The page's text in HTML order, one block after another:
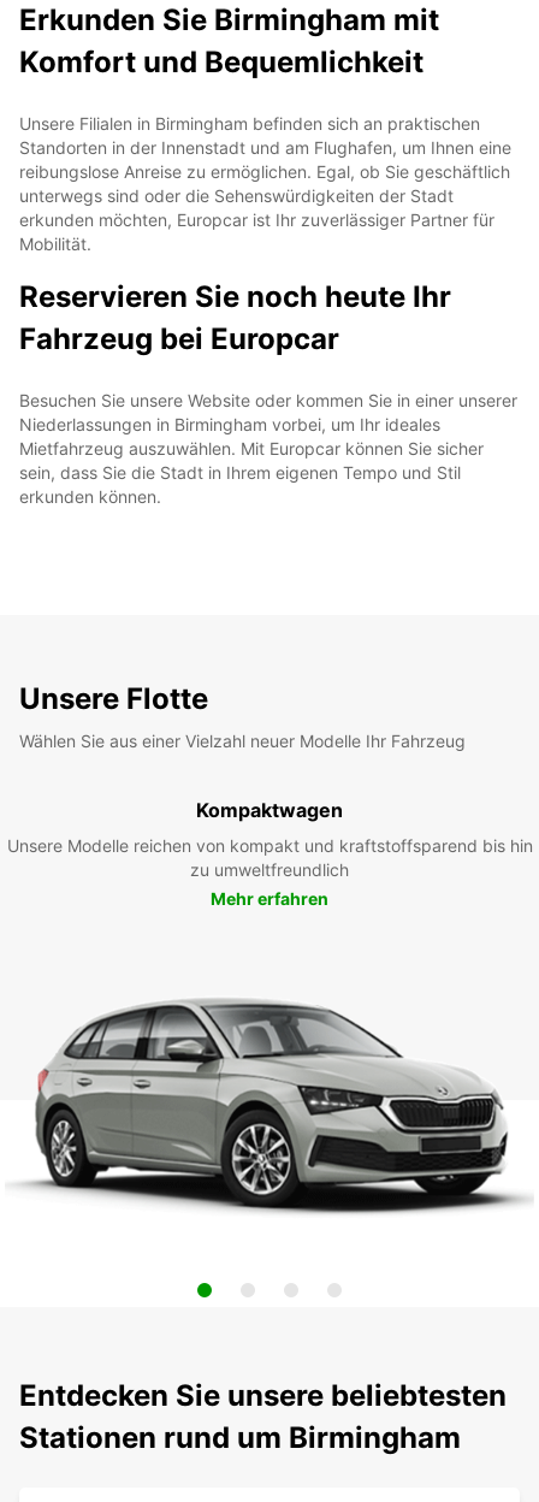
Erkunden Sie Birmingham mit
Komfort und Bequemlichkeit
Unsere Filialen in Birmingham befinden sich an praktischen
Standorten in der Innenstadt und am Flughafen, um Ihnen eine
reibungslose Anreise zu ermöglichen. Egal, ob Sie geschäftlich
unterwegs sind oder die Sehenswürdigkeiten der Stadt
erkunden möchten, Europcar ist Ihr zuverlässiger Partner für
Mobilität.
Reservieren Sie noch heute Ihr
Fahrzeug bei Europcar
Besuchen Sie unsere Website oder kommen Sie in einer unserer
Niederlassungen in Birmingham vorbei, um Ihr ideales
Mietfahrzeug auszuwählen. Mit Europcar können Sie sicher
sein, dass Sie die Stadt in Ihrem eigenen Tempo und Stil
erkunden können.
Unsere Flotte
Wählen Sie aus einer Vielzahl neuer Modelle Ihr Fahrzeug
Kompaktwagen
Unsere Modelle reichen von kompakt und kraftstoffsparend bis hin
zu umweltfreundlich
Mehr erfahren
Entdecken Sie unsere beliebtesten
Stationen rund um Birmingham